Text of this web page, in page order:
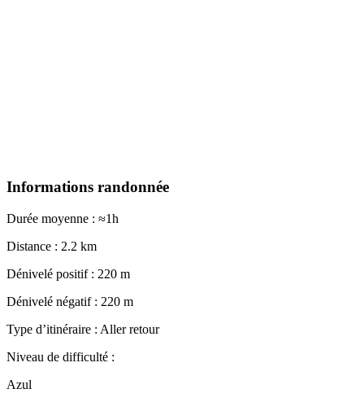
Informations randonnée
Durée moyenne : ≈1h
Distance : 2.2 km
Dénivelé positif : 220 m
Dénivelé négatif : 220 m
Type d’itinéraire : Aller retour
Niveau de difficulté :
Azul